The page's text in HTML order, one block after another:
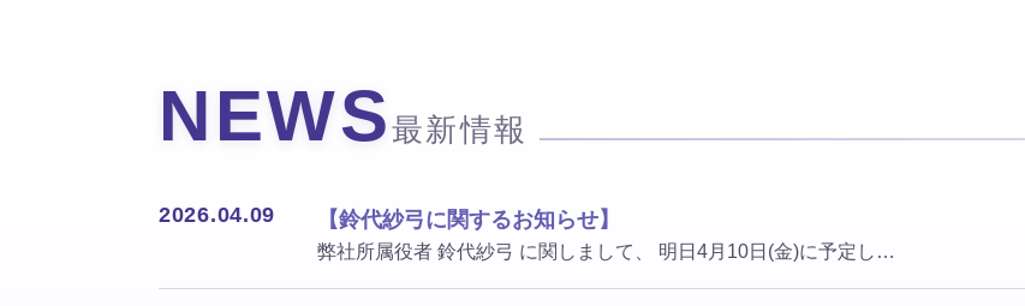
NEWS最新情報
2026.04.09 【鈴代紗弓に関するお知らせ】
弊社所属役者 鈴代紗弓 に関しまして、 明日4月10日(金)に予定し…